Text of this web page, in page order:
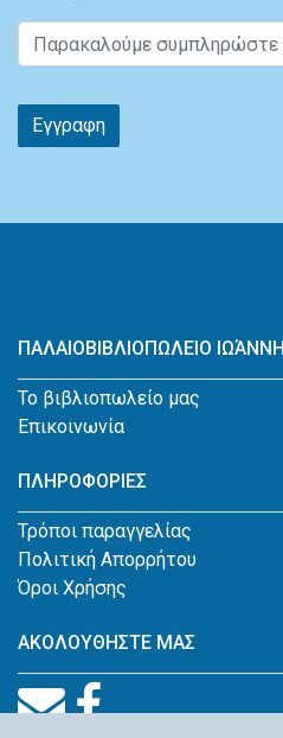
Εγγραφη
ΠΑΛΑΙΟΒΙΒΛΙΟΠΩΛΕΙΟ
Το βιβλιοπωλείο μας
Επικοινωνία
ΠΛΗΡΟΦΟΡΙΕΣ
Τρόποι παραγγελίας
Πολιτική Απορρήτου
Όροι Χρήσης
ΑΚΟΛΟΥΘΗΣΤΕ ΜΑΣ